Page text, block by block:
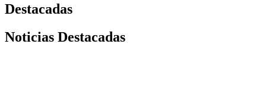
Destacadas
Noticias Destacadas